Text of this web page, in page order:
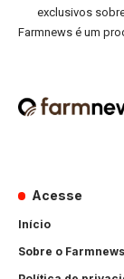
exclusivos
Farmnews é um
Acesse
Início
Sobre o Farmnews